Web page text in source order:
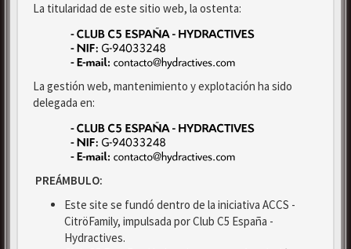
La titularidad de este sitio web, la ostenta:
La gestión web, mantenimiento y explotación ha sido
delegada en:
PREÁMBULO:
Este site se fundó dentro de la iniciativa ACCS -
CitröFamily, impulsada por Club C5 España -
Hydractives.